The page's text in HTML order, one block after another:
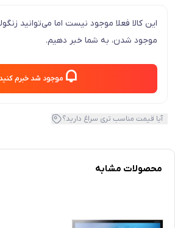
این کالا فعلا موجود نیست اما می‌توانید
موجود شدن، به شما خبر دهیم.
موجود شد خبرم
آیا قیمت مناسب تری سراغ دارید؟
محصولات مشابه